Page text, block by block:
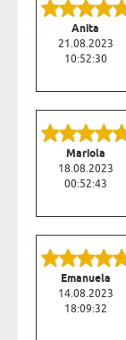
Anita
21.08.2023
10:52:30
Mariola
18.08.2023
00:52:43
Emanuela
14.08.2023
18:09:32